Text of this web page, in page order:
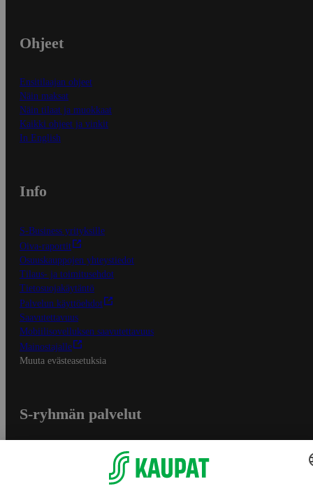
Ohjeet
Ensitilaajan ohjeet
Näin maksat
Näin tilaat ja muokkaat
Kaikki ohjeet ja vinkit
In English
Info
S-Business yrityksille
Oiva-raportit
Osuuskauppojen yhteystiedot
Tilaus- ja toimitusehdot
Tietosuojakäytäntö
Palvelun käyttöehdot
Saavutettavuus
Mobiilisovelluksen saavutettavuus
Mainostajalle
Muuta evästeasetuksia
S-ryhmän palvelut
Yhteishyvä Ruoka -sovellus